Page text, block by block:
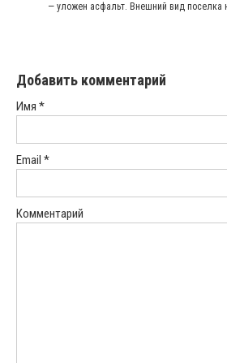
— уложен асфальт. Внешний вид поселка
Добавить комментарий
Имя *
Email *
Комментарий